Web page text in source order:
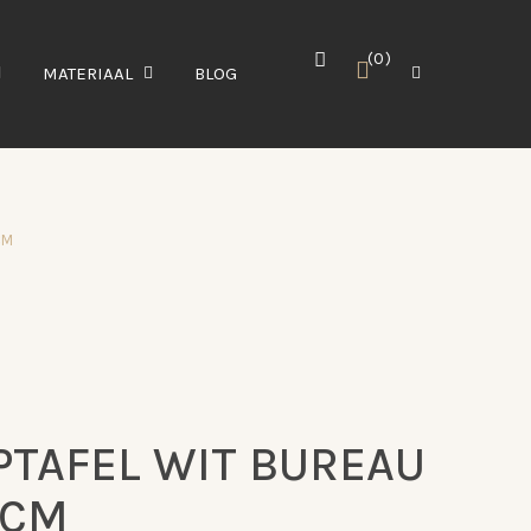
MATERIAAL BLOG
0
WIT BUREAU